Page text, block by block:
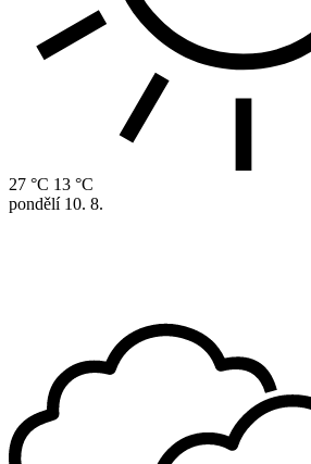
27 °C 13 °C
pondělí 10. 8.